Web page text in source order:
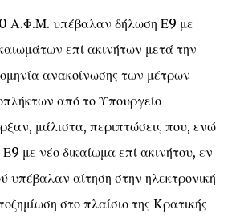
Α.Φ.Μ. υπέβαλαν δήλωση Ε9 με
επί ακινήτων μετά την
ανακοίνωσης των μέτρων
από το Υπουργείο
μάλιστα, περιπτώσεις που, ενώ
με νέο δικαίωμα επί ακινήτου, εν
υπέβαλαν αίτηση στην ηλεκτρονική
στο πλαίσιο της Κρατικής